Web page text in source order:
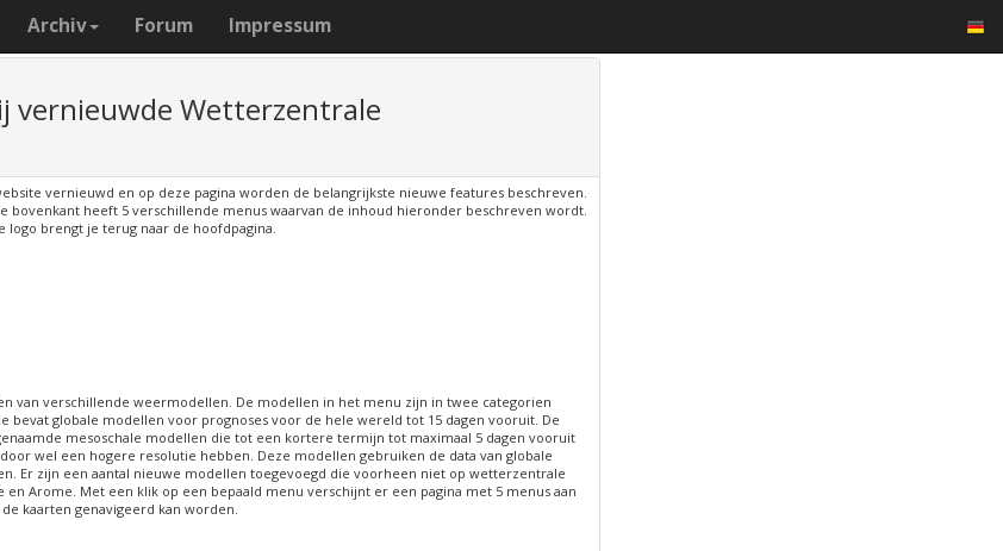
Archiv Forum Impressum
vernieuwde Wetterzentrale
vernieuwd en op deze pagina worden de belangrijkste nieuwe features beschreven.
bovenkant heeft 5 verschillende menus waarvan de inhoud hieronder beschreven wordt.
logo brengt je terug naar de hoofdpagina.
van verschillende weermodellen. De modellen in het menu zijn in twee categorien
bevat globale modellen voor prognoses voor de hele wereld tot 15 dagen vooruit. De
mesoschale modellen die tot een kortere termijn tot maximaal 5 dagen vooruit
wel een hogere resolutie hebben. Deze modellen gebruiken de data van globale
Er zijn een aantal nieuwe modellen toegevoegd die voorheen niet op wetterzentrale
en Arome. Met een klik op een bepaald menu verschijnt er een pagina met 5 menus aan
kaarten genavigeerd kan worden.